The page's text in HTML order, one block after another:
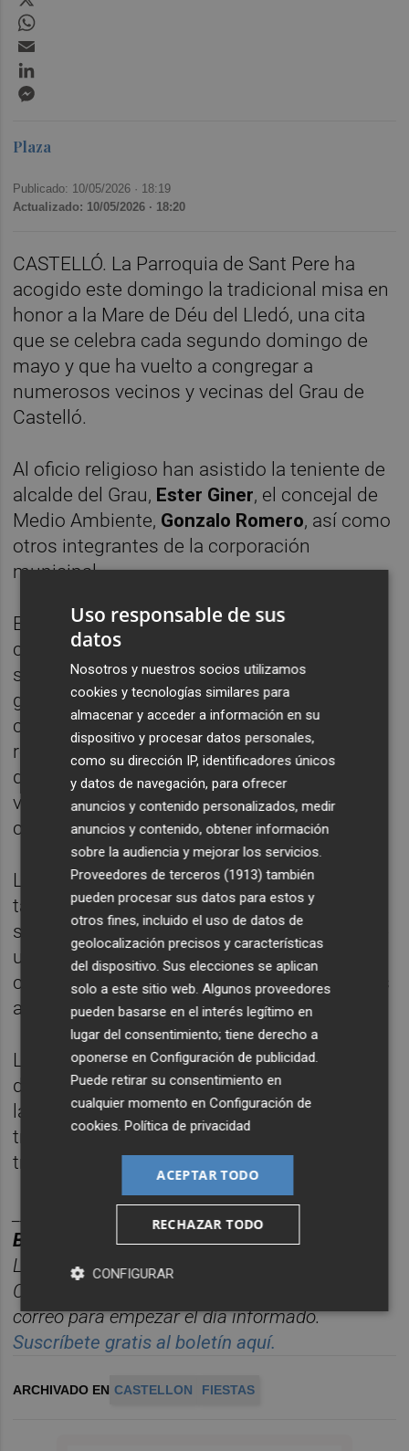
Plaza
Publicado: 10/05/2026 · 18:19
Actualizado: 10/05/2026 · 18:20
CASTELLÓ. La Parroquia de Sant Pere ha
acogido este domingo la tradicional misa en
honor a la Mare de Déu del Lledó, una cita
que se celebra cada segundo domingo de
mayo y que ha vuelto a congregar a
numerosos vecinos y vecinas del Grau de
Castelló.
Al oficio religioso han asistido la teniente de
alcalde del Grau, Ester Giner, el concejal de
Medio Ambiente, Gonzalo Romero, así como
otros integrantes de la corporación
municipal.
Ester Giner ha destacado el arraigo de esta
celebración en el distrito marítimo y el
sentimiento con el que los graueros y
graueras rinden homenaje a la patrona de la
ciudad. Según ha señalado, esta tradición
refleja el fuerte vínculo del Grau con la Mare
de Déu del Lledó y el compromiso del
vecindario por mantener vivas sus
costumbres.
La responsable municipal ha subrayado
también que esta misa simboliza el
sentimiento de pertenencia y la identidad de
un pueblo que vive con intensidad sus
celebraciones y participa activamente en los
actos que forman parte de su historia.
La eucaristía se ha celebrado una semana
después de los actos centrales dedicados a
la patrona de Castelló de la Plana y ha
transcurrido en un ambiente marcado por la
tradición, la devoción y el fervor popular.
BOLET
N TITULARES CASTELLÓN PLAZA.
Las noticias más relevantes del d
Castelló
correo para empezar el día informado.
Suscríbete gratis al boletín aquí.
ARCHIVADO EN CASTELLON FIESTAS
Uso responsable de sus
datos
Nosotros y nuestros socios utilizamos
cookies y tecnologías similares para
almacenar y acceder a información en su
dispositivo y procesar datos personales,
como su dirección IP, identificadores únicos
y datos de navegación, para ofrecer
anuncios y contenido personalizados, medir
anuncios y contenido, obtener información
sobre la audiencia y mejorar los servicios.
Proveedores de terceros (1913) también
pueden procesar sus datos para estos y
otros fines, incluido el uso de datos de
geolocalización precisos y características
del dispositivo. Sus elecciones se aplican
solo a este sitio web. Algunos proveedores
pueden basarse en el interés legítimo en
lugar del consentimiento; tiene derecho a
oponerse enConfiguración de publicidad.
Puede retirar su consentimiento en
cualquier momento enConfiguración de
cookies.Política de privacidad
ACEPTAR TODO
RECHAZAR TODO
CONFIGURAR